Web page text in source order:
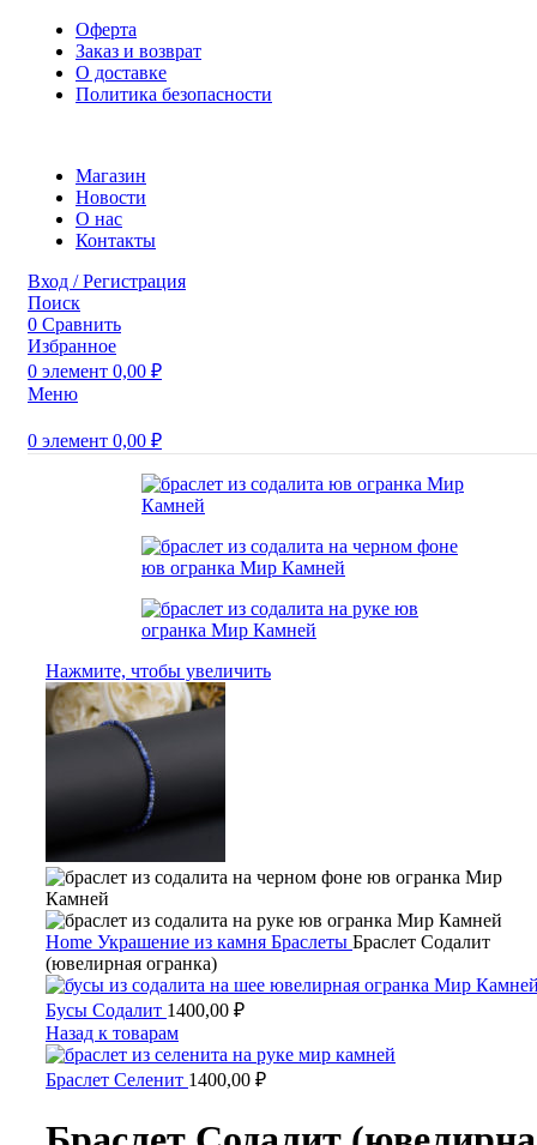
Оферта
Заказ и возврат
О доставке
Политика безопасности
Магазин
Новости
O нас
Контакты
Вход / Регистрация
Поиск
0 Сравнить
Избранное
0 элемент 0,00 ₽
Меню
0 элемент 0,00 ₽
Нажмите, чтобы увеличить
Home Украшение из камня Браслеты Браслет Содалит
(ювелирная огранка)
Бусы Содалит 1400,00 ₽
Назад к товарам
Браслет Селенит 1400,00 ₽